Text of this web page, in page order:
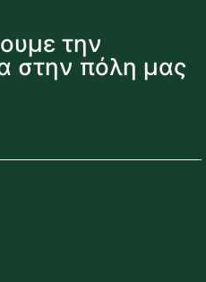
την
στην πόλη μας